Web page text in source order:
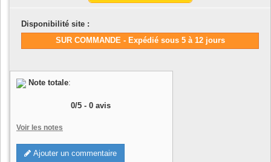
Disponibilité site :
SUR COMMANDE - Expédié sous 5 à 12 jours
Note totale:
0/5 - 0 avis
Voir les notes
Ajouter un commentaire